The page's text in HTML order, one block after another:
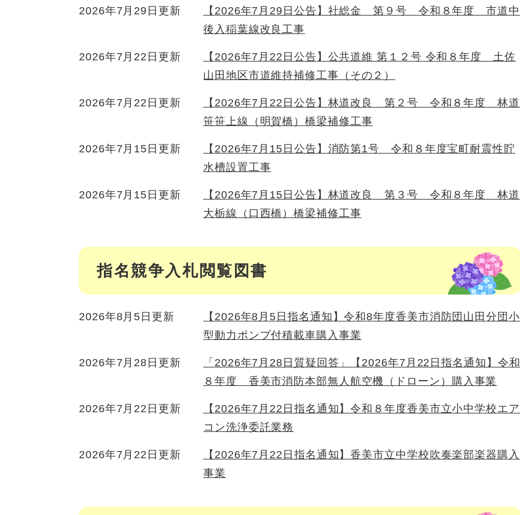
2026年7月29日更新
【2026年7月29日公告】社総金 第９号 令和８年度 市道中
後入稲葉線改良工事
2026年7月22日更新
【2026年7月22日公告】公共道維 第１２号 令和８年度 土佐
山田地区市道維持補修工事（その２）
2026年7月22日更新
【2026年7月22日公告】林道改良 第２号 令和８年度 林道
笹笹上線（明賀橋）橋梁補修工事
2026年7月15日更新
【2026年7月15日公告】消防第1号 令和８年度宝町耐震性貯
水槽設置工事
2026年7月15日更新
【2026年7月15日公告】林道改良 第３号 令和８年度 林道
大栃線（口西橋）橋梁補修工事
指名競争入札閲覧図書
2026年8月5日更新
【2026年8月5日指名通知】令和8年度香美市消防団山田分団小
型動力ポンプ付積載車購入事業
2026年7月28日更新
「2026年7月28日質疑回答」【2026年7月22日指名通知】令和
８年度 香美市消防本部無人航空機（ドローン）購入事業
2026年7月22日更新
【2026年7月22日指名通知】令和８年度香美市立小中学校エア
コン洗浄委託業務
2026年7月22日更新
【2026年7月22日指名通知】香美市立中学校吹奏楽部楽器購入
事業